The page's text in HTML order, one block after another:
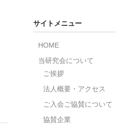
サイトメニュー
HOME
当研究会について
ご挨拶
法人概要・アクセス
ご入会ご協賛について
協賛企業